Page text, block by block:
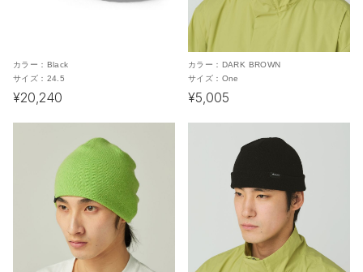
カラー： Black
サイズ： 24.5
¥20,240
カラー： DARK BROWN
サイズ： One
¥5,005